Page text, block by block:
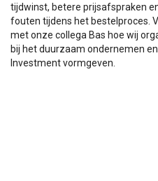
tijdwinst, betere prijsafspraken
fouten tijdens het bestelproces.
met onze collega Bas hoe wij
bij het duurzaam ondernemen
Investment vormgeven.